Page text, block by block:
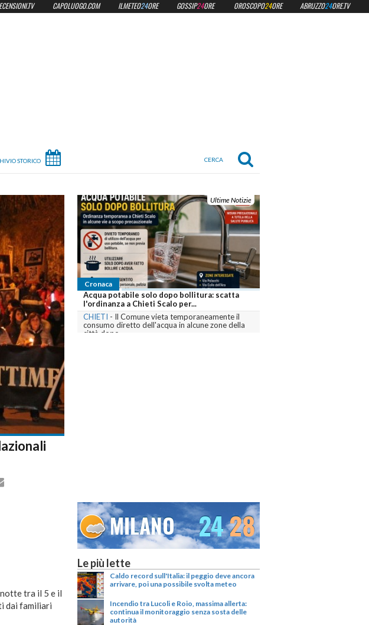
Ultime Notizie
Cronaca
Acqua potabile solo dopo bollitura: scatta
l'ordinanza a Chieti Scalo per...
CHIETI
Il Comune vieta temporaneamente il
consumo diretto dell'acqua in alcune zone della
città dopo...
commenta
Cronaca
Notte di paura a Pescara: diversi
PESCARA
lungomare nord dopo i malori accusati da
MILANO 2428 VENEZIA
tra il 5 e il
dai familiari
Le più lette
Caldo record sull'Italia: il peggio deve ancora
arrivare, poi una possibile svolta meteo
Incendio tra Lucoli e Roio, massima allerta:
continua il monitoraggio senza sosta delle
autorità
CAPOLUOGO.COM ILMETEO24ORE GOSSIP24ORE OROSCOPO24ORE ABRUZZO24ORE.TV